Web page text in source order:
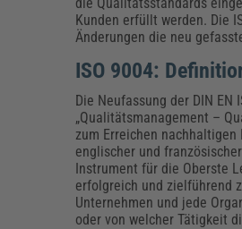
Energie & Umwelt
Führung & Management
Gesundheit & Pflege
Kommunales
Fachpublikationen &
Grünflächen
Verkehrsrecht
Weiterbildungen
Bau, Immobilien &
Personal, Ausbildung &
Reisekosten und
Weiterbildungen
Reisekosten & Finanzen
Zollabwicklung &
Zoll & Export
Kunden erfüllt werden. Die
Änderungen die neu
ISO 9004:
Die Neufassung der DIN EN
„Qualitätsmanagement –
zum Erreichen
englischer und
Instrument für die Oberste
erfolgreich und zielführend
Unternehmen und jede
oder von welcher Tätigkeit